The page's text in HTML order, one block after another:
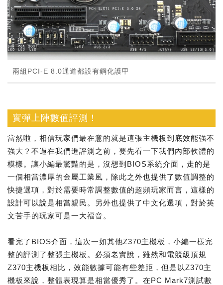
兩組PCI-E 8.0通道都設有鋼化護甲
實彈上陣數值評測！
當然啦，相信玩家們最在意的就是這張主機板到底效能強不
強大？不過在我們進評測之前，要先看一下我們內部軟體的
模樣。讓小編最驚豔的是，沒想到BIOS系統介面，走的是
一個相當濃厚的金屬工業風，除此之外也提供了數值調整的
快捷選項，對於需要時常調整數值的超頻玩家而言，這樣的
設計可以說是相當親民。另外也提供了中文化選項，對於英
文苦手的玩家可是一大福音。
看完了BIOS介面，這次一如其他Z370主機板，小編一樣完
整的評測了整張主機板。必須老實說，雖然和電競級頂規
Z370主機板相比，效能數據可能有些差距，但是以Z370主
機板來說，整體表現算是相當優秀了。在PC Mark7測試數